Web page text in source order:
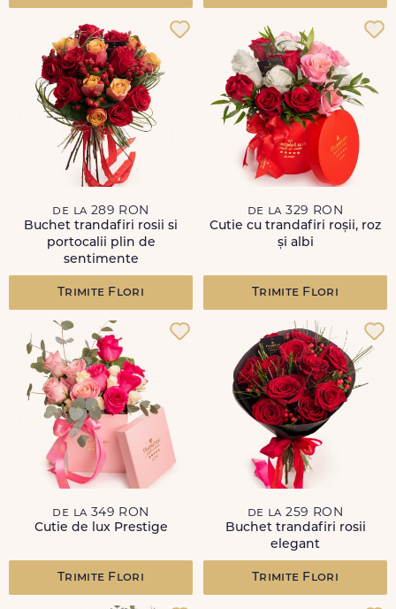
de la 289 RON
Buchet trandafiri rosii si
portocalii plin de
sentimente
Trimite Flori
de la 329 RON
Cutie cu trandafiri roșii, roz
și albi
Trimite Flori
de la 349 RON
Cutie de lux Prestige
Trimite Flori
de la 259 RON
Buchet trandafiri rosii
elegant
Trimite Flori